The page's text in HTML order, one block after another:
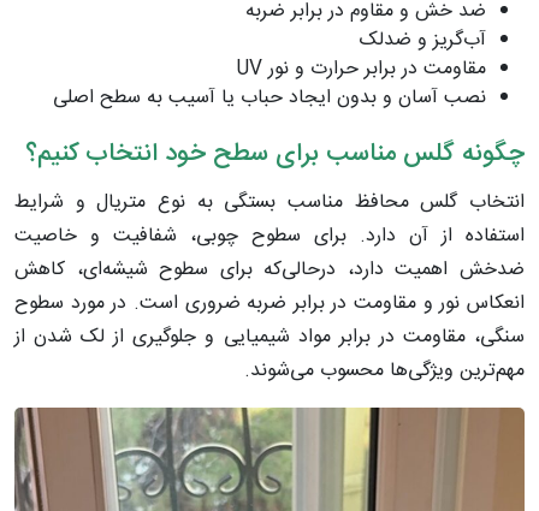
ضد خش و مقاوم در برابر ضربه
آب‌گریز و ضدلک
مقاومت در برابر حرارت و نور UV
نصب آسان و بدون ایجاد حباب یا آسیب به سطح اصلی
چگونه گلس مناسب برای سطح خود انتخاب کنیم؟
انتخاب گلس محافظ مناسب بستگی به نوع متریال و شرایط
استفاده از آن دارد. برای سطوح چوبی، شفافیت و خاصیت
ضدخش اهمیت دارد، درحالی‌که برای سطوح شیشه‌ای، کاهش
انعکاس نور و مقاومت در برابر ضربه ضروری است. در مورد سطوح
سنگی، مقاومت در برابر مواد شیمیایی و جلوگیری از لک شدن از
مهم‌ترین ویژگی‌ها محسوب می‌شوند.